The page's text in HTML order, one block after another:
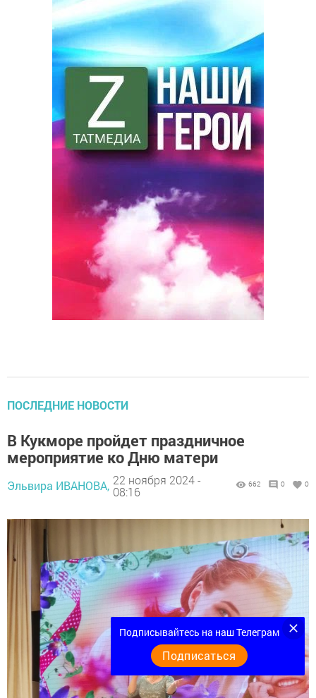
ПОСЛЕДНИЕ НОВОСТИ
В Кукморе пройдет праздничное
мероприятие ко Дню матери
Эльвира ИВАНОВА, 22 ноября 2024 -
08:16
662 0 0
Подписывайтесь на наш Телеграм
Подписаться